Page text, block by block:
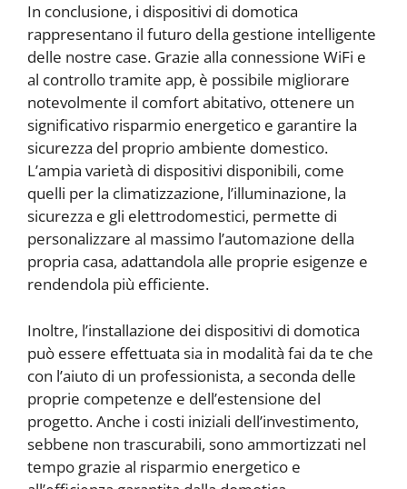
In conclusione, i dispositivi di domotica
rappresentano il futuro della gestione intelligente
delle nostre case. Grazie alla connessione WiFi e
al controllo tramite app, è possibile migliorare
notevolmente il comfort abitativo, ottenere un
significativo risparmio energetico e garantire la
sicurezza del proprio ambiente domestico.
L’ampia varietà di dispositivi disponibili, come
quelli per la climatizzazione, l’illuminazione, la
sicurezza e gli elettrodomestici, permette di
personalizzare al massimo l’automazione della
propria casa, adattandola alle proprie esigenze e
rendendola più efficiente.
Inoltre, l’installazione dei dispositivi di domotica
può essere effettuata sia in modalità fai da te che
con l’aiuto di un professionista, a seconda delle
proprie competenze e dell’estensione del
progetto. Anche i costi iniziali dell’investimento,
sebbene non trascurabili, sono ammortizzati nel
tempo grazie al risparmio energetico e